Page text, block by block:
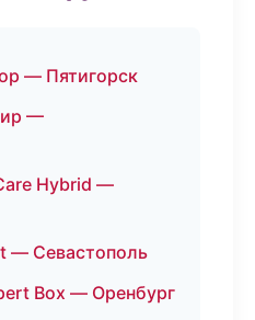
— Пятигорск
—
Hybrid —
— Севастополь
Box — Оренбург